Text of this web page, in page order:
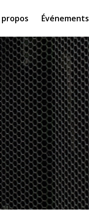
propos Événements